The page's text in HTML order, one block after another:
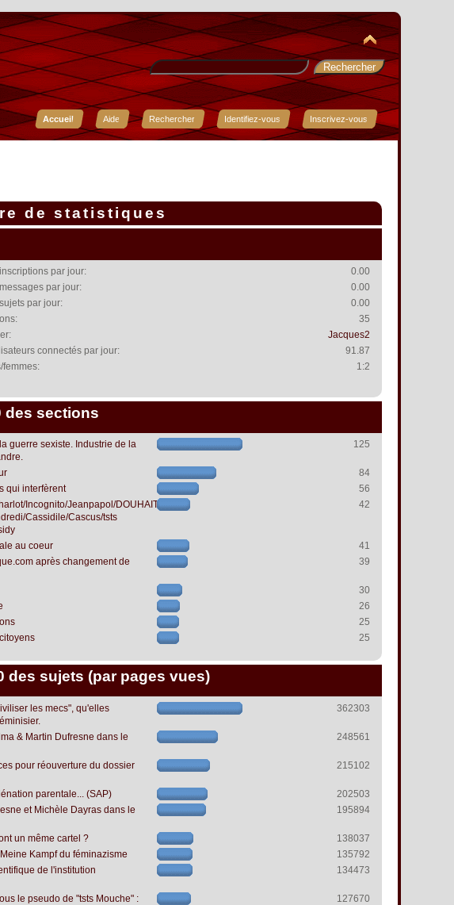
Accueil
Aide Rechercher Identifiez-vous Inscrivez-vous
de statistiques
par jour:
0.00
par jour:
0.00
par jour:
0.00
35
Jacques2
connectés par jour:
91.87
femmes:
1:2
des sections
guerre sexiste. Industrie de la
125
84
qui interfèrent
56
Incognito/Jeanpapol/DOUHAIT
Cassidile/Cascus/tsts
42
au coeur
41
après changement de
39
30
26
25
25
des sujets (par pages vues)
les mecs", qu'elles
362303
& Martin Dufresne dans le
248561
pour réouverture du dossier
215102
parentale... (SAP)
202503
et Michèle Dayras dans le
195894
un même cartel ?
138037
Kampf du féminazisme
135792
de l'institution
134473
le pseudo de "tsts Mouche" :
127670